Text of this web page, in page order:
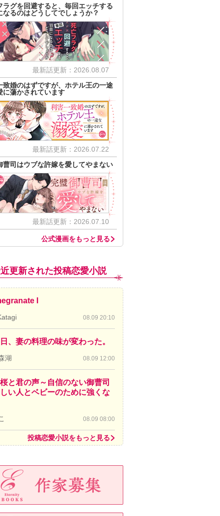
ラグを回避すると、毎回エッチする
なるのはどうしてでしょうか？
最新話更新：2026.08.07
致婚のはずですが、ホテル王の一途
に蕩かされています
最新話更新：2026.07.22
曹司はウブな許嫁を愛してやまない
最新話更新：2026.07.10
公式漫画をもっと見る
更新された投稿恋愛小説
I
08.09 20:10
、妻の料理の味が変わった。
湖 08.09 12:00
と君の声～自信のない御曹司
い人とベビーのために強くな
08.09 08:00
投稿恋愛小説をもっと見る